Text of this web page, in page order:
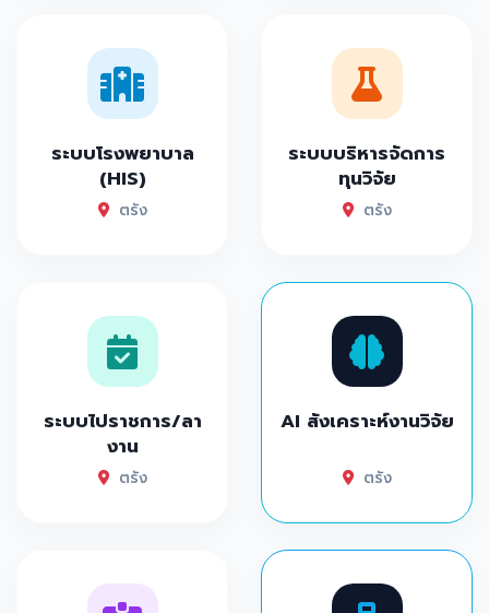
ระบบโรงพยาบาล
(HIS)
ตรัง
ระบบบริหารจัดการ
ทุนวิจัย
ตรัง
ระบบไปราชการ/ลา
งาน
ตรัง
AI สังเคราะห์งานวิจัย
ตรัง